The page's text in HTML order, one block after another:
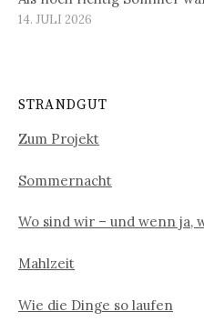
14. JULI 2026
STRANDGUT
Zum Projekt
Sommernacht
Wo sind wir – und wenn ja,
Mahlzeit
Wie die Dinge so laufen